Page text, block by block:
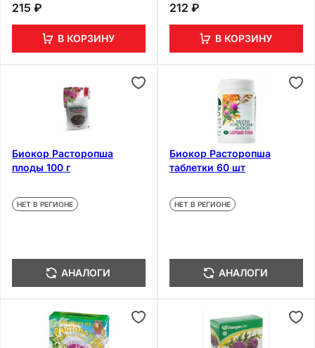
215 ₽
В КОРЗИНУ
212 ₽
В КОРЗИНУ
Биокор Расторопша
плоды 100 г
НЕТ В РЕГИОНЕ
АНАЛОГИ
Биокор Расторопша
таблетки 60 шт
НЕТ В РЕГИОНЕ
АНАЛОГИ